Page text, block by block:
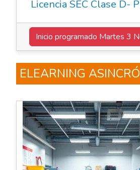
Licencia SEC Clase D-
Inicio programado Martes 3
ELEARNING